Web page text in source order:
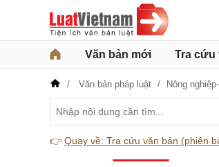
Văn bản mới Tra cứu
Văn bản pháp luật Nông
👉 Quay về: Tra cứu văn bản (phiên